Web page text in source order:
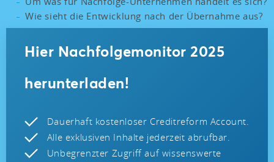
Wie sieht die Entwicklung nach der Übernahme aus?
Hier Nachfolgemonitor 2025
herunterladen!
Dauerhaft kostenloser Creditreform Account.
Alle exklusiven Inhalte jederzeit abrufbar.
Unbegrenzter Zugriff auf wissenswerte